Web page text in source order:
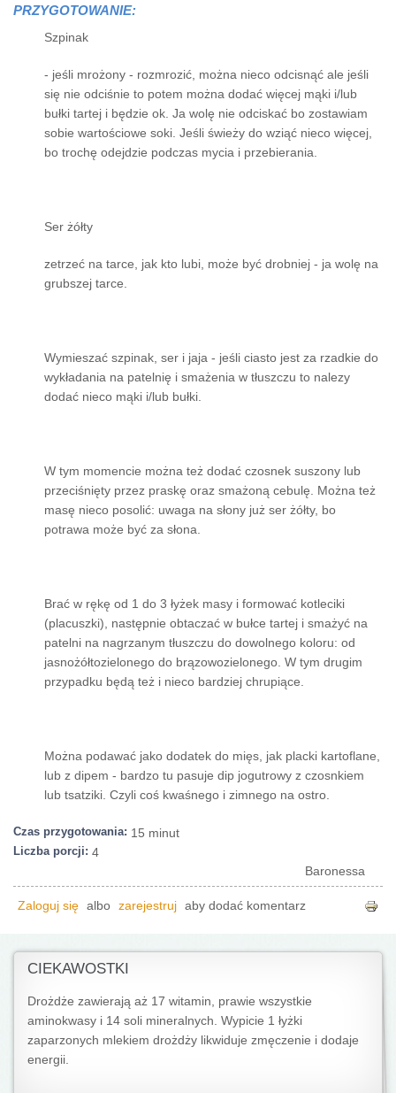
PRZYGOTOWANIE:
Szpinak
- jeśli mrożony - rozmrozić, można nieco odcisnąć ale jeśli
się nie odciśnie to potem można dodać więcej mąki i/lub
bułki tartej i będzie ok. Ja wolę nie odciskać bo zostawiam
sobie wartościowe soki. Jeśli świeży do wziąć nieco więcej,
bo trochę odejdzie podczas mycia i przebierania.
Ser żółty
zetrzeć na tarce, jak kto lubi, może być drobniej - ja wolę na
grubszej tarce.
Wymieszać szpinak, ser i jaja - jeśli ciasto jest za rzadkie do
wykładania na patelnię i smażenia w tłuszczu to nalezy
dodać nieco mąki i/lub bułki.
W tym momencie można też dodać czosnek suszony lub
przeciśnięty przez praskę oraz smażoną cebulę. Można też
masę nieco posolić: uwaga na słony już ser żółty, bo
potrawa może być za słona.
Brać w rękę od 1 do 3 łyżek masy i formować kotleciki
(placuszki), następnie obtaczać w bułce tartej i smażyć na
patelni na nagrzanym tłuszczu do dowolnego koloru: od
jasnożółtozielonego do brązowozielonego. W tym drugim
przypadku będą też i nieco bardziej chrupiące.
Można podawać jako dodatek do mięs, jak placki kartoflane,
lub z dipem - bardzo tu pasuje dip jogutrowy z czosnkiem
lub tsatziki. Czyli coś kwaśnego i zimnego na ostro.
Czas przygotowania: 15 minut
Liczba porcji: 4
Baronessa
Zaloguj się albo zarejestruj aby dodać komentarz
CIEKAWOSTKI
Drożdże zawierają aż 17 witamin, prawie wszystkie
aminokwasy i 14 soli mineralnych. Wypicie 1 łyżki
zaparzonych mlekiem drożdży likwiduje zmęczenie i dodaje
energii.